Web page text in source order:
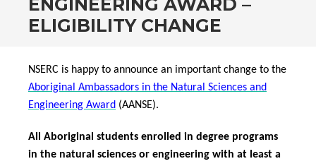
ENGINEERING AWARD –
ELIGIBILITY CHANGE
NSERC is happy to announce an important change to the
Aboriginal Ambassadors in the Natural Sciences and
Engineering Award (AANSE).
All Aboriginal students enrolled in degree programs
in the natural sciences or engineering with at least a